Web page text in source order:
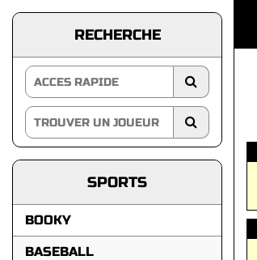
RECHERCHE
SPORTS
BOOKY
BASEBALL